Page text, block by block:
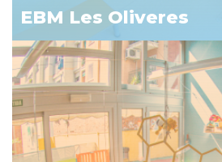
EBM Les Oliveres